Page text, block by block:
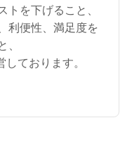
トを下げること、
利便性、満足度を
、
ております。